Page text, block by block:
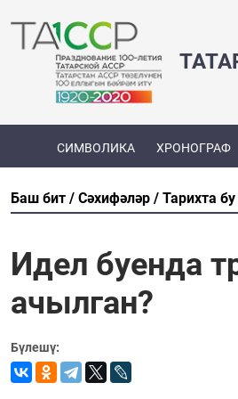
СИМВОЛИКА ХРОНОГРАФ
Баш бит Сәхифәләр Тарихта
Идел буенда
ачылган?
Бүлешү: